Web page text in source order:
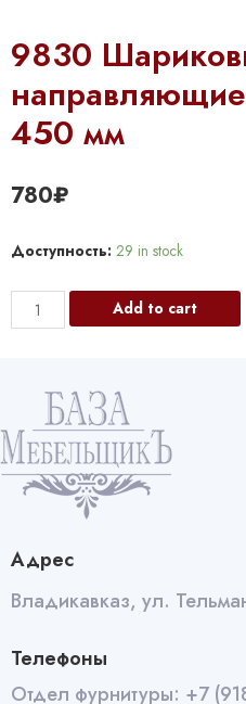
9830
450 мм
780₽
Доступность: 29 in stock
9830
Шариковые
Open
450
мм
Add to cart
Адрес
Владикавказ, ул.
Телефоны
Отдел фурнитуры: +7